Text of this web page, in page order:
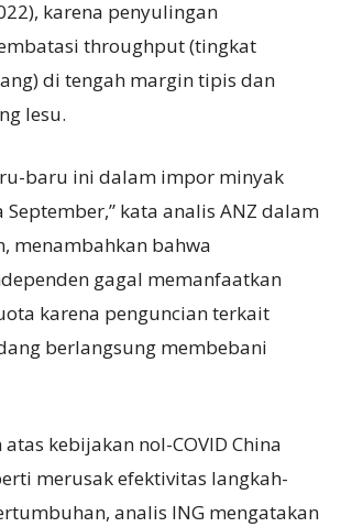
karena penyulingan
throughput (tingkat
di tengah margin tipis dan
lesu.
baru ini dalam impor minyak
kata analis ANZ dalam
menambahkan bahwa
gagal memanfaatkan
karena penguncian terkait
berlangsung membebani
kebijakan nol-COVID China
merusak efektivitas langkah-
analis ING mengatakan